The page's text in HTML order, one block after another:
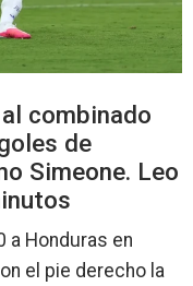
combinado
de
Simeone. Leo
a Honduras en
el pie derecho la